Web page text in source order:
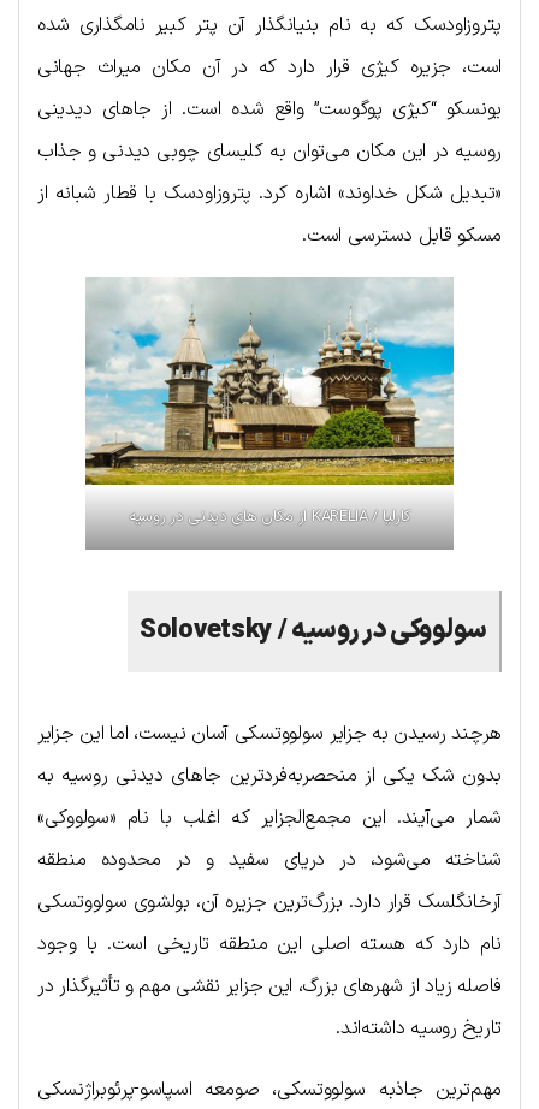
پتروزاودسک که به نام بنیانگذار آن پتر کبیر نامگذاری شده
است، جزیره کیژی قرار دارد که در آن مکان میراث جهانی
یونسکو “کیژی پوگوست” واقع شده است. از جاهای دیدینی
روسیه در این مکان می‌توان به کلیسای چوبی دیدنی و جذاب
«تبدیل شکل خداوند» اشاره کرد. پتروزاودسک با قطار شبانه از
مسکو قابل دسترسی است.
کارلیا / KARELIA از مکان های دیدنی در روسیه
سولووکی در روسیه / Solovetsky
هرچند رسیدن به جزایر سولووتسکی آسان نیست، اما این جزایر
بدون شک یکی از منحصربه‌فردترین جاهای دیدنی روسیه به
شمار می‌آیند. این مجمع‌الجزایر که اغلب با نام «سولووکی»
شناخته می‌شود، در دریای سفید و در محدوده منطقه
آرخانگلسک قرار دارد. بزرگ‌ترین جزیره آن، بولشوی سولووتسکی
نام دارد که هسته اصلی این منطقه تاریخی است. با وجود
فاصله زیاد از شهرهای بزرگ، این جزایر نقشی مهم و تأثیرگذار در
تاریخ روسیه داشته‌اند.
مهم‌ترین جاذبه سولووتسکی، صومعه اسپاسو-پرئوبراژنسکی